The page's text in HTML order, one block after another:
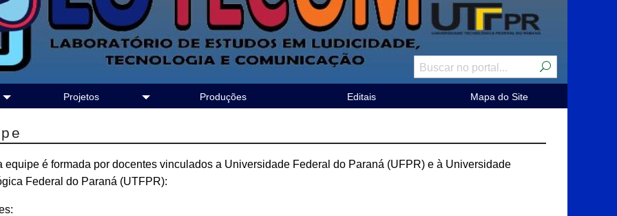
Projetos Produções Editais Mapa do Site
equipe é formada por docentes vinculados a Universidade Federal do Paraná (UFPR) e à Universidade
Federal do Paraná (UTFPR):